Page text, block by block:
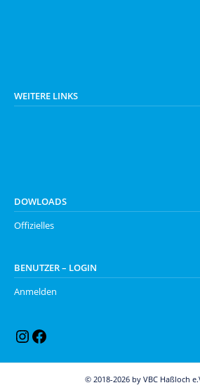
WEITERE LINKS
DOWLOADS
Offizielles
BENUTZER – LOGIN
Anmelden
Instagram
Facebook
© 2018-2026 by VBC Haßloch